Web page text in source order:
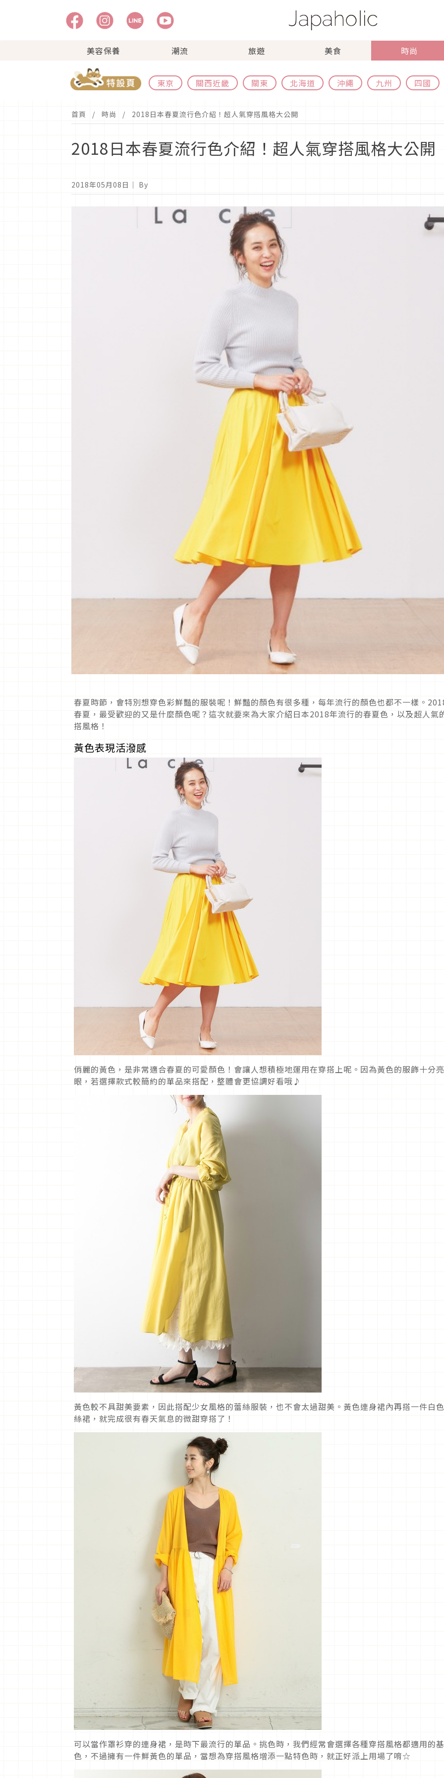
美容保養 潮流 旅遊 美食 時尚
東京 關西近畿 關東 北海道 沖繩 九州 四國
首頁 時尚 2018日本春夏流行色介紹！超人氣穿搭風格大公開
2018日本春夏流行色介紹！超人氣穿搭風格大公開
2018年05月08日 ｜ By
春夏時節，會特別想穿色彩鮮豔的服裝呢！鮮豔的顏色有很多種，每年流行的顏色也都不一樣。
春夏，最受歡迎的又是什麼顏色呢？這次就要來為大家介紹日本2018年流行的春夏色，以及超人氣
搭風格！
黃色表現活潑感
俏麗的黃色，是非常適合春夏的可愛顏色！會讓人想積極地運用在穿搭上呢。因為黃色的服飾十分亮
眼，若選擇款式較簡約的單品來搭配，整體會更協調好看哦♪
黃色較不具甜美要素，因此搭配少女風格的蕾絲服裝，也不會太過甜美。黃色連身裙內再搭一件白
絲裙，就完成很有春天氣息的微甜穿搭了！
可以當作罩衫穿的連身裙，是時下最流行的單品。挑色時，我們經常會選擇各種穿搭風格都適用的
色，不過擁有一件鮮黃色的單品，當想為穿搭風格增添一點特色時，就正好派上用場了唷☆